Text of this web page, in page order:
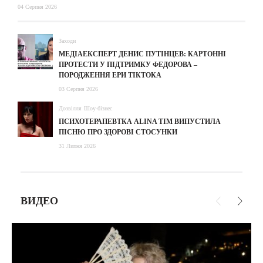
04 Серпня 2026
Заходи
МЕДІАЕКСПЕРТ ДЕНИС ПУТІНЦЕВ: КАРТОННІ
ПРОТЕСТИ У ПІДТРИМКУ ФЕДОРОВА –
ПОРОДЖЕННЯ ЕРИ ТІКТОКА
03 Серпня 2026
Дозвілля Шоу-бізнес
ПСИХОТЕРАПЕВТКА ALINA TIM ВИПУСТИЛА
ПІСНЮ ПРО ЗДОРОВІ СТОСУНКИ
31 Липня 2026
ВИДЕО